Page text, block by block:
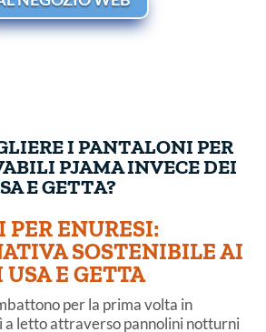
I PANTALONI PER
PJAMA INVECE DEI
E GETTA?
ENURESI:
SOSTENIBILE AI
E GETTA
per la prima volta in
a letto attraverso pannolini notturni